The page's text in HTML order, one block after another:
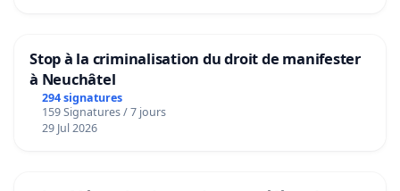
Stop à la criminalisation du droit de manifester
à Neuchâtel
294 signatures
159 Signatures / 7 jours
29 Jul 2026